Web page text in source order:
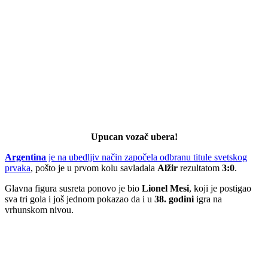
Upucan vozač ubera!
Argentina je na ubedljiv način započela odbranu titule svetskog
prvaka, pošto je u prvom kolu savladala Alžir rezultatom 3:0.
Glavna figura susreta ponovo je bio Lionel Mesi, koji je postigao
sva tri gola i još jednom pokazao da i u 38. godini igra na
vrhunskom nivou.